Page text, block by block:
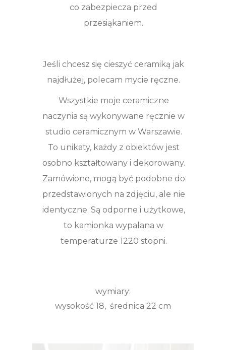
co zabezpiecza przed
przesiąkaniem.
Jeśli chcesz się cieszyć ceramiką jak
najdłużej, polecam mycie ręczne.
Wszystkie moje ceramiczne
naczynia są wykonywane ręcznie w
studio ceramicznym w Warszawie.
To unikaty, każdy z obiektów jest
osobno kształtowany i dekorowany.
Zamówione, mogą być podobne do
przedstawionych na zdjęciu, ale nie
identyczne. Są odporne i użytkowe,
to kamionka wypalana w
temperaturze 1220 stopni.
wymiary:
wysokość 18, średnica 22 cm